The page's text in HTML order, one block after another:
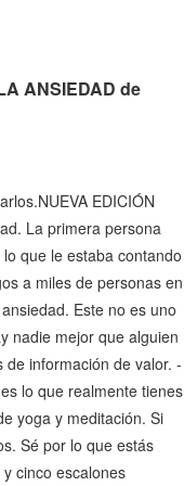
ANSIEDAD de
EDICIÓN
La primera persona
que le estaba contando
a miles de personas en
Este no es uno
nadie mejor que alguien
información de valor. -
lo que realmente tienes
yoga y meditación. Si
Sé por lo que estás
cinco escalones